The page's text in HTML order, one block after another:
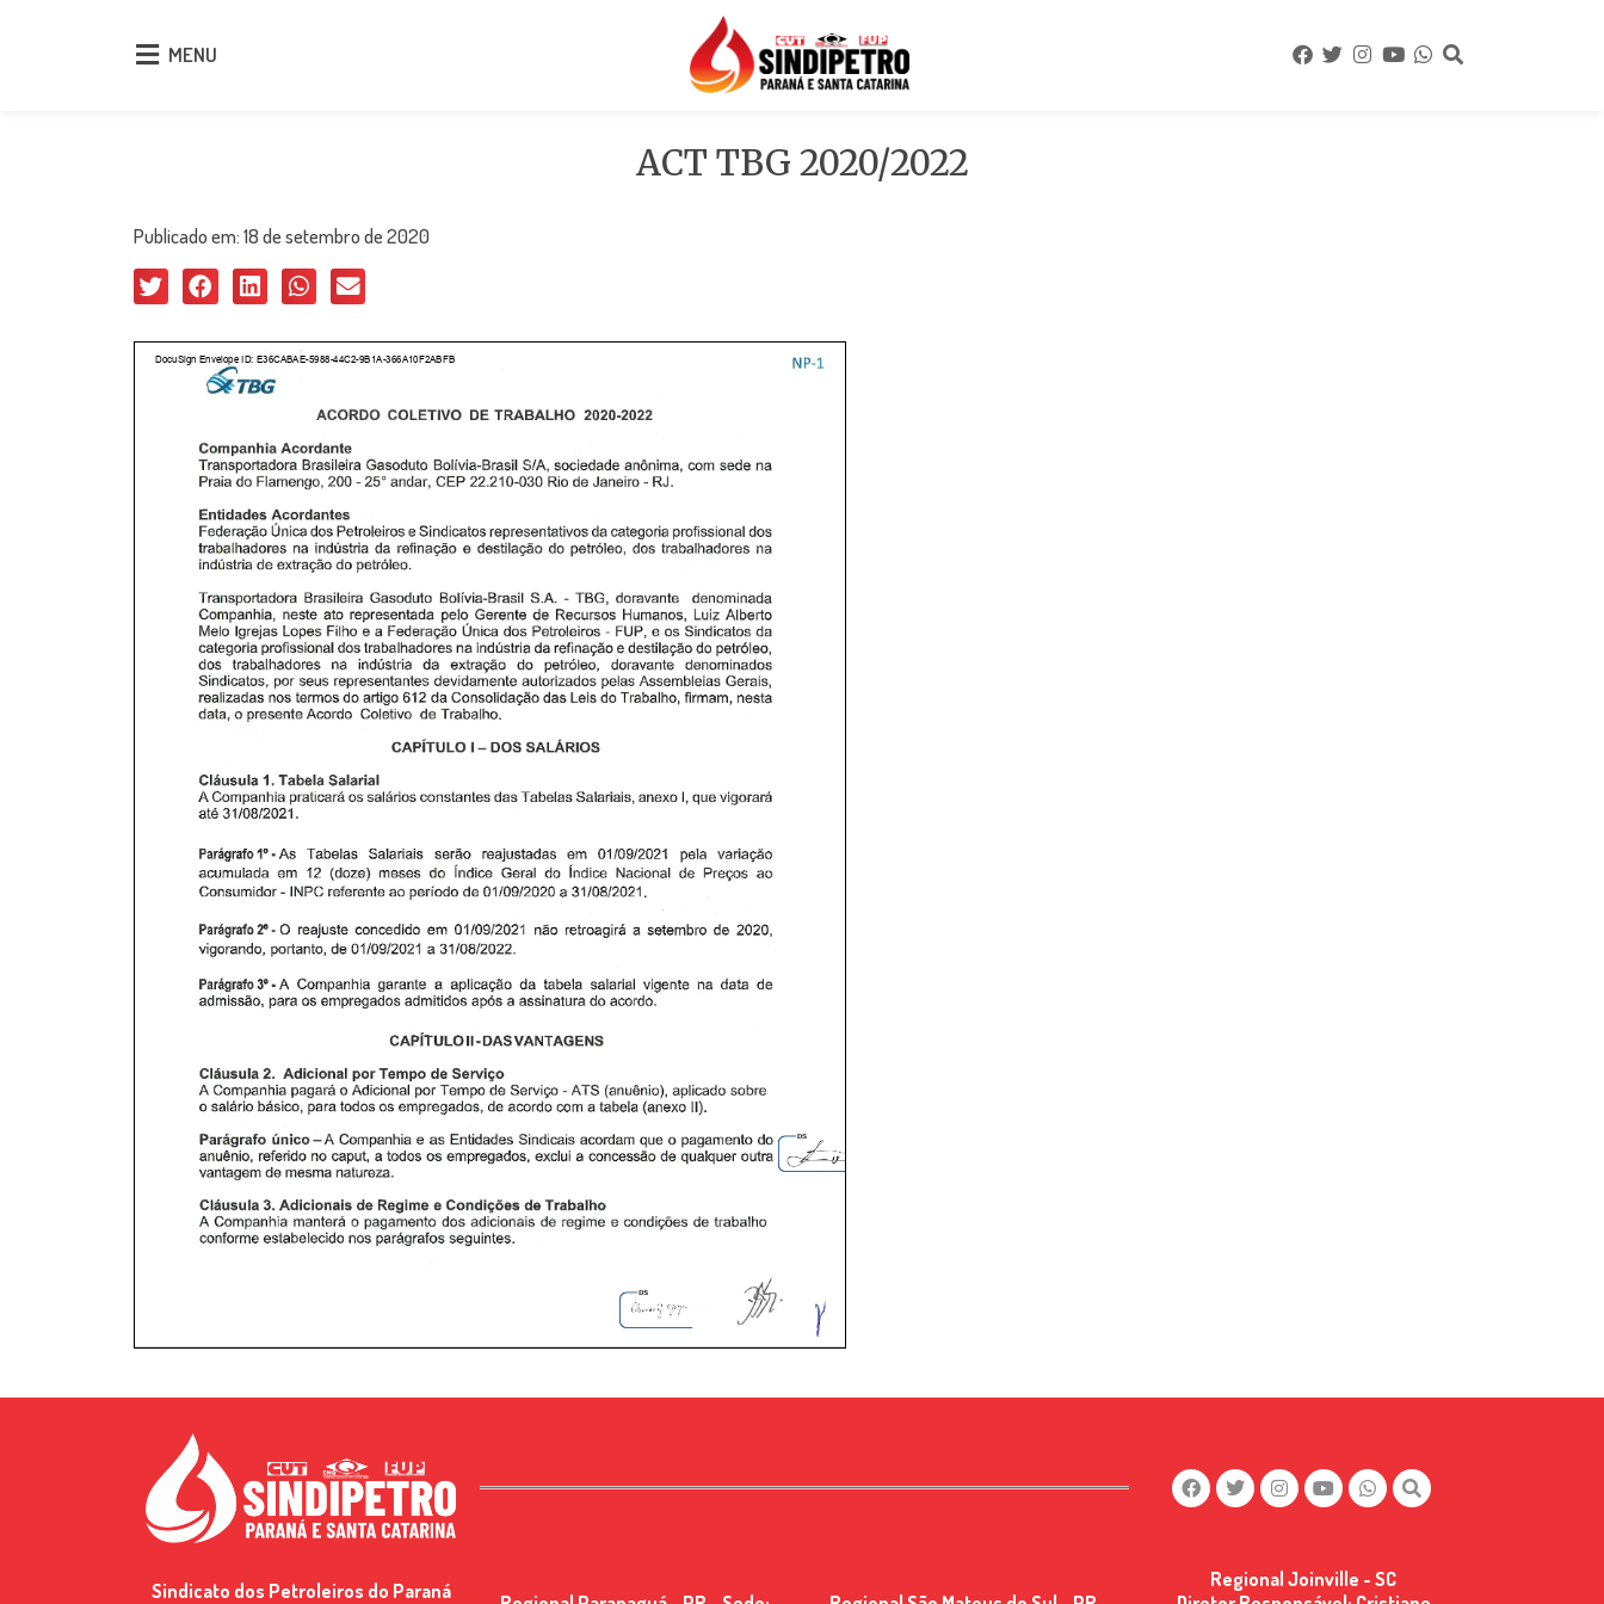
MENU
ACT TBG 2020/2022
Publicado em:18 de setembro de 2020
Sindicato dos Petroleiros do Paraná
Regional Joinville - SC